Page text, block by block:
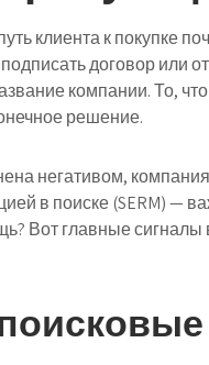
клиента к покупке
договор или
компании. То,
решение.
негативом,
в поиске (SERM) —
Вот главные